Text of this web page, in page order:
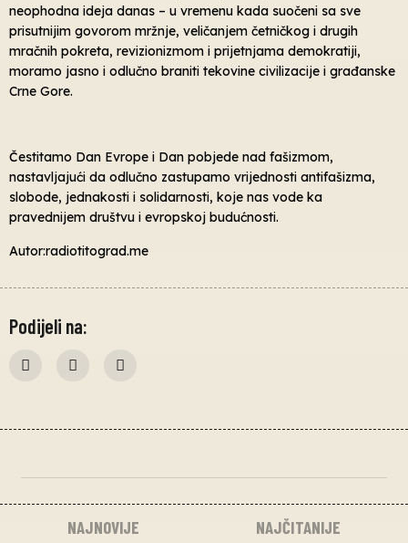
neophodna ideja danas – u vremenu kada suočeni sa sve
prisutnijim govorom mržnje, veličanjem četničkog i drugih
mračnih pokreta, revizionizmom i prijetnjama demokratiji,
moramo jasno i odlučno braniti tekovine civilizacije i građanske
Crne Gore.
Čestitamo Dan Evrope i Dan pobjede nad fašizmom,
nastavljajući da odlučno zastupamo vrijednosti antifašizma,
slobode, jednakosti i solidarnosti, koje nas vode ka
pravednijem društvu i evropskoj budućnosti.
Autor:radiotitograd.me
Podijeli na:
NAJNOVIJE NAJČITANIJE